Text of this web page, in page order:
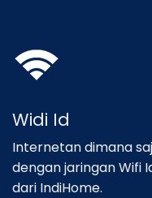
Widi Id
Internetan dimana
dengan jaringan Wifi
dari IndiHome.